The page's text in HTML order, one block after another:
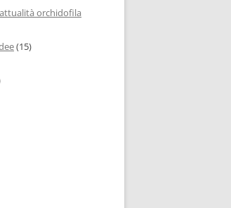
orchidofila
(15)